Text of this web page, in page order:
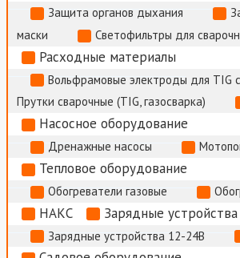
Защита органов дыхания
маски
Светофильтры для
Расходные материалы
Вольфрамовые электроды для TIG
Прутки сварочные (TIG, газосварка)
Насосное оборудование
Дренажные насосы
Тепловое оборудование
Обогреватели газовые
НАКС Зарядные устройства
Зарядные устройства 12-24В